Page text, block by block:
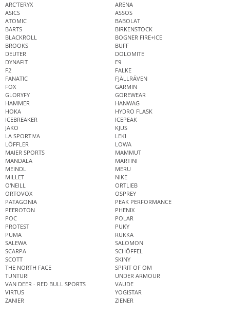
ARC'TERYX
ARENA
ASICS
ASSOS
ATOMIC
BABOLAT
BARTS
BIRKENSTOCK
BLACKROLL
BOGNER FIRE+ICE
BROOKS
BUFF
DEUTER
DOLOMITE
DYNAFIT
E9
F2
FALKE
FANATIC
FJÄLLRÄVEN
FOX
GARMIN
GLORYFY
GOREWEAR
HAMMER
HANWAG
HOKA
HYDRO FLASK
ICEBREAKER
ICEPEAK
JAKO
KJUS
LA SPORTIVA
LEKI
LÖFFLER
LOWA
MAIER SPORTS
MAMMUT
MANDALA
MARTINI
MEINDL
MERU
MILLET
NIKE
O'NEILL
ORTLIEB
ORTOVOX
OSPREY
PATAGONIA
PEAK PERFORMANCE
PEEROTON
PHENIX
POC
POLAR
PROTEST
PUKY
PUMA
RUKKA
SALEWA
SALOMON
SCARPA
SCHÖFFEL
SCOTT
SKINY
THE NORTH FACE
SPIRIT OF OM
TUNTURI
UNDER ARMOUR
VAN DEER - RED BULL SPORTS
VAUDE
VIRTUS
YOGISTAR
ZANIER
ZIENER